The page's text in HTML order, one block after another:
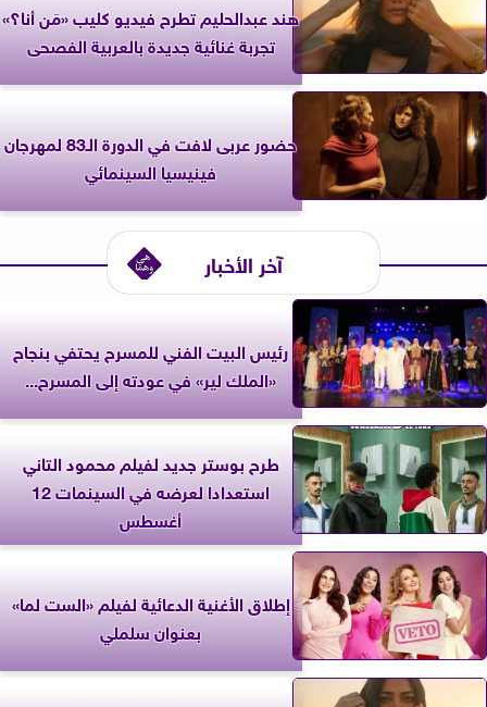
هند عبدالحليم تطرح فيديو كليب «مَن أنا؟»
تجربة غنائية جديدة بالعربية الفصحى
حضور عربى لافت في الدورة الـ83 لمهرجان
فينيسيا السينمائي
آخر الأخبار
رئيس البيت الفني للمسرح يحتفي بنجاح
«الملك لير» في عودته إلى المسرح...
طرح بوستر جديد لفيلم محمود التاني
استعدادا لعرضه في السينمات 12
أغسطس
إطلاق الأغنية الدعائية لفيلم «الست لما»
بعنوان سلملي